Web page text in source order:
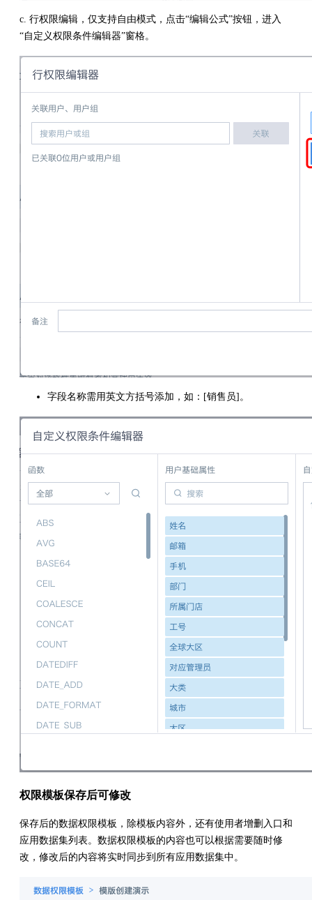
c. 行权限编辑，仅支持自由模式，点击“编辑公式”按钮，进入
“自定义权限条件编辑器”窗格。
字段名称需用英文方括号添加，如：[销售员]。
权限模板保存后可修改
保存后的数据权限模板，除模板内容外，还有使用者增删入口和
应用数据集列表。数据权限模板的内容也可以根据需要随时修
改，修改后的内容将实时同步到所有应用数据集中。